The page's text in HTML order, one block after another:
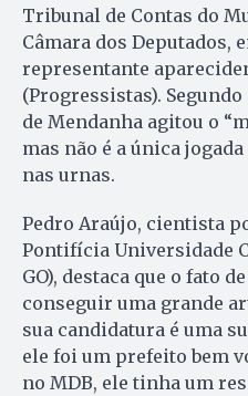
Tribunal de Contas do
Câmara dos Deputados,
representante
(Progressistas).
de Mendanha agitou o
mas não é a única
nas urnas.
Pedro Araújo, cientista
Pontifícia Universidade
GO), destaca que o fato
conseguir uma grande
sua candidatura é uma
ele foi um prefeito bem
no MDB, ele tinha um